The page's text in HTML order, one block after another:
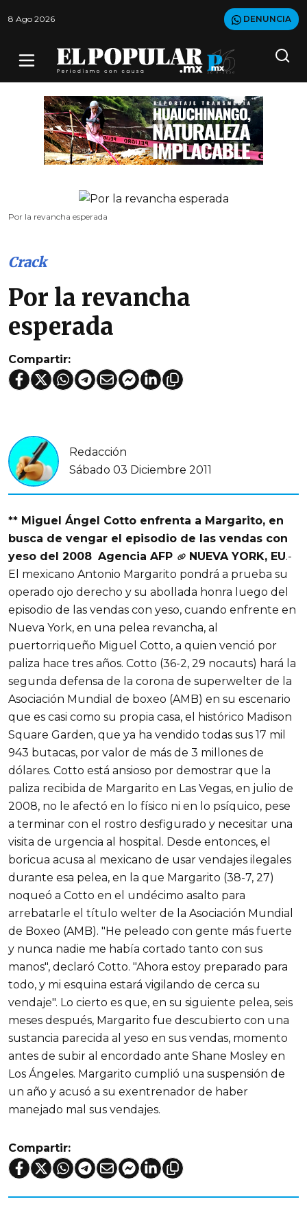
8 Ago 2026 DENUNCIA
Por la revancha esperada
Crack
Por la revancha
esperada
Compartir:
Redacción
Sábado 03 Diciembre 2011
** Miguel Ángel Cotto enfrenta a Margarito, en
busca de vengar el episodio de las vendas con
yeso del 2008 Agencia AFP NUEVA YORK, EU.-
El mexicano Antonio Margarito pondrá a prueba su
operado ojo derecho y su abollada honra luego del
episodio de las vendas con yeso, cuando enfrente en
Nueva York, en una pelea revancha, al
puertorriqueño Miguel Cotto, a quien venció por
paliza hace tres años. Cotto (36-2, 29 nocauts) hará la
segunda defensa de la corona de superwelter de la
Asociación Mundial de boxeo (AMB) en su escenario
que es casi como su propia casa, el histórico Madison
Square Garden, que ya ha vendido todas sus 17 mil
943 butacas, por valor de más de 3 millones de
dólares. Cotto está ansioso por demostrar que la
paliza recibida de Margarito en Las Vegas, en julio de
2008, no le afectó en lo físico ni en lo psíquico, pese
a terminar con el rostro desfigurado y necesitar una
visita de urgencia al hospital. Desde entonces, el
boricua acusa al mexicano de usar vendajes ilegales
durante esa pelea, en la que Margarito (38-7, 27)
noqueó a Cotto en el undécimo asalto para
arrebatarle el título welter de la Asociación Mundial
de Boxeo (AMB). "He peleado con gente más fuerte
y nunca nadie me había cortado tanto con sus
manos", declaró Cotto. "Ahora estoy preparado para
todo, y mi esquina estará vigilando de cerca su
vendaje". Lo cierto es que, en su siguiente pelea, seis
meses después, Margarito fue descubierto con una
sustancia parecida al yeso en sus vendas, momento
antes de subir al encordado ante Shane Mosley en
Los Ángeles. Margarito cumplió una suspensión de
un año y acusó a su exentrenador de haber
manejado mal sus vendajes.
Compartir: